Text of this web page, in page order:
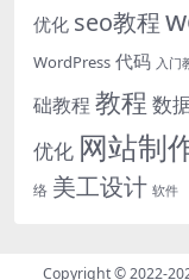
优化 seo教程
WordPress 代码 入门
础教程 教程 数
优化 网站制
络 美工设计 软件
Copyright © 2022-